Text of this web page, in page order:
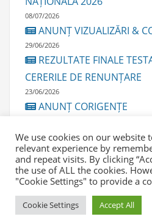
08/07/2026
ANUNȚ VIZUALIZĂRI &
29/06/2026
REZULTATE FINALE
CERERILE DE RENUNȚARE
23/06/2026
ANUNȚ CORIGENȚE
© 2020-2026 Școala
Constanța – Copyright
We use cookies on our website
relevant experience by
and repeat visits. By clicking
the use of ALL the cookies.
"Cookie Settings" to provide a
Cookie Settings Accept All